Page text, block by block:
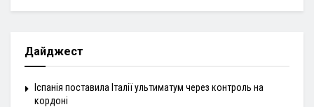
Дайджест
Іспанія поставила Італії ультиматум через контроль на
кордоні